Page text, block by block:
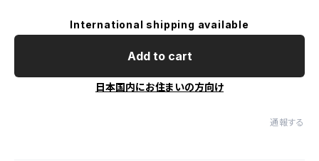
International shipping available
Add to cart
日本国内にお住まいの方向け
通報する